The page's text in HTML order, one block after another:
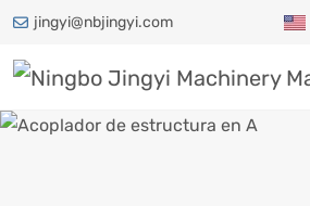
jingyi@nbjingyi.com